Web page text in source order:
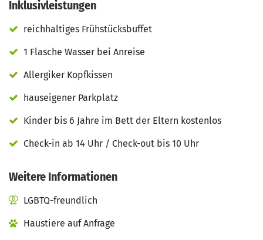
Inklusivleistungen
reichhaltiges Frühstücksbuffet
1 Flasche Wasser bei Anreise
Allergiker Kopfkissen
hauseigener Parkplatz
Kinder bis 6 Jahre im Bett der Eltern kostenlos
Check-in ab 14 Uhr / Check-out bis 10 Uhr
Weitere Informationen
LGBTQ-freundlich
Haustiere auf Anfrage